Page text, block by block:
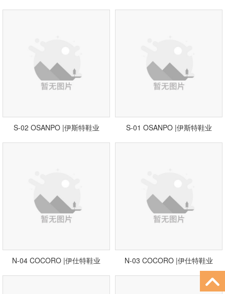
S-02 OSANPO |伊斯特鞋业 S-01 OSANPO |伊斯特鞋业
N-04 COCORO |伊仕特鞋业 N-03 COCORO |伊仕特鞋业